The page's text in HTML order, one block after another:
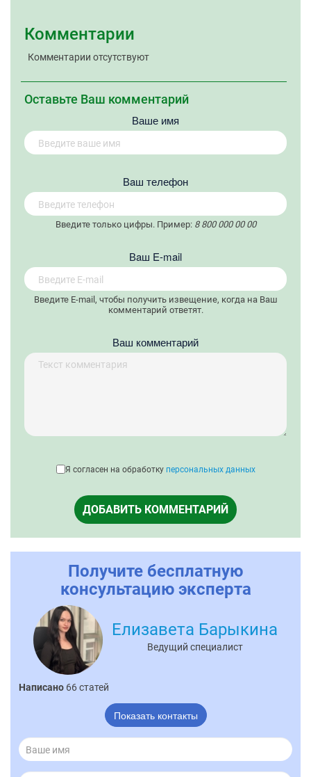
Комментарии
Комментарии отсутствуют
Оставьте Ваш комментарий
Ваше имя
Вaш телефон
Введите только цифры. Пример: 8 800 000 00 00
Вaш E-mail
Введите E-mail, чтобы получить извещение, когда на Ваш
комментарий ответят.
Ваш комментарий
Я согласен на обработку персональных данных
ДОБАВИТЬ КОММЕНТАРИЙ
Получите бесплатную
консультацию эксперта
Елизавета Барыкина
Ведущий специалист
Написано 66 статей
Показать контакты